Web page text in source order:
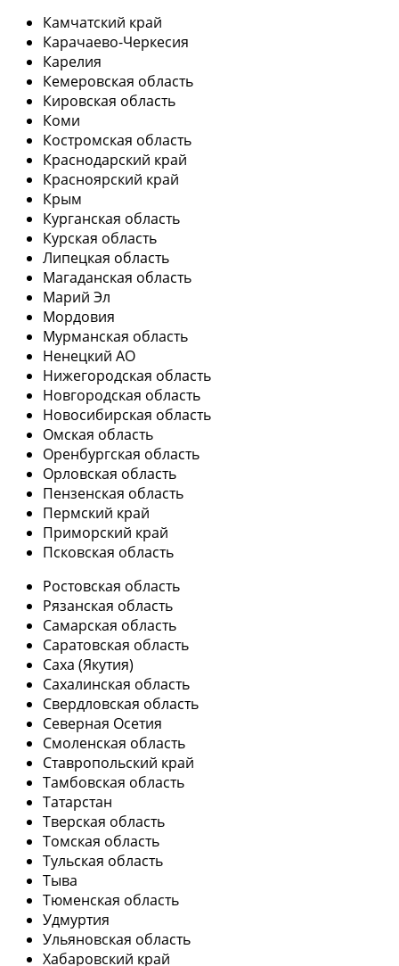
Камчатский край
Карачаево-Черкесия
Карелия
Кемеровская область
Кировская область
Коми
Костромская область
Краснодарский край
Красноярский край
Крым
Курганская область
Курская область
Липецкая область
Магаданская область
Марий Эл
Мордовия
Мурманская область
Ненецкий АО
Нижегородская область
Новгородская область
Новосибирская область
Омская область
Оренбургская область
Орловская область
Пензенская область
Пермский край
Приморский край
Псковская область
Ростовская область
Рязанская область
Самарская область
Саратовская область
Саха (Якутия)
Сахалинская область
Свердловская область
Северная Осетия
Смоленская область
Ставропольский край
Тамбовская область
Татарстан
Тверская область
Томская область
Тульская область
Тыва
Тюменская область
Удмуртия
Ульяновская область
Хабаровский край